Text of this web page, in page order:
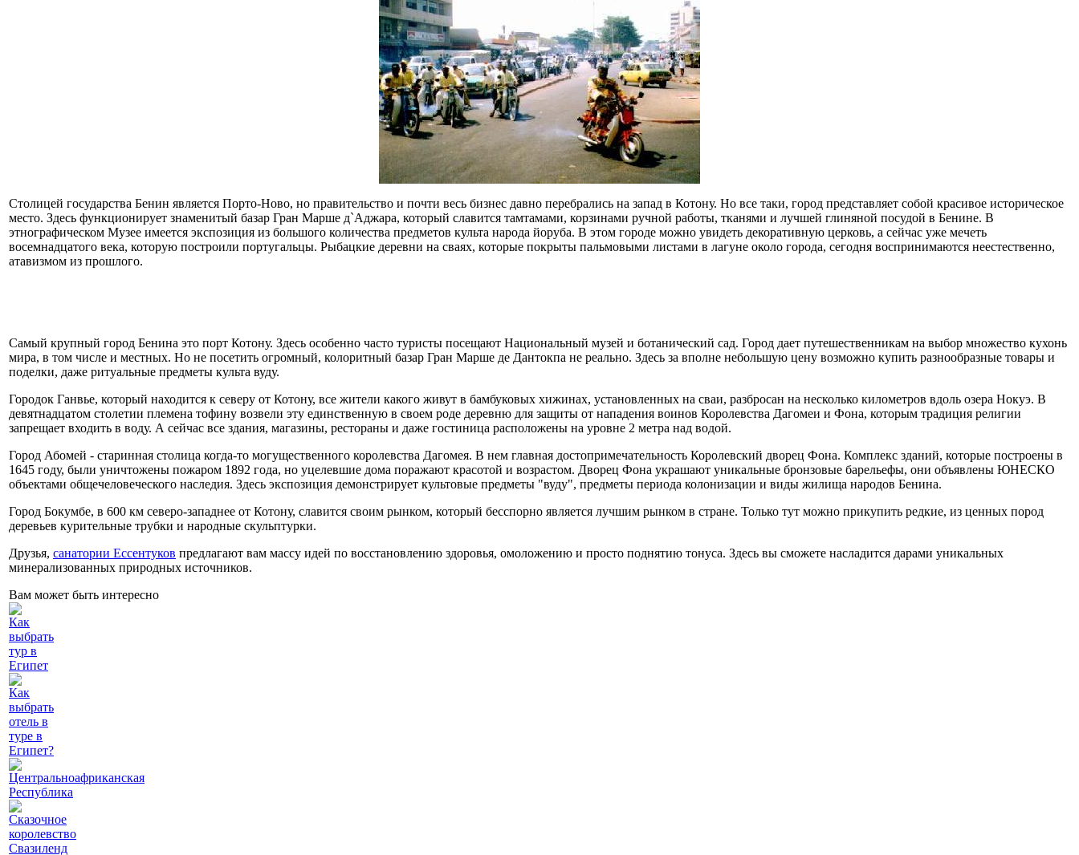
Столицей государства Бенин является Порто-Ново, но правительство и почти весь бизнес давно перебрались на запад в Котону. Но все таки, город представляет собой красивое историческое
место. Здесь функционирует знаменитый базар Гран Марше д`Аджара, который славится тамтамами, корзинами ручной работы, тканями и лучшей глиняной посудой в Бенине. В
этнографическом Музее имеется экспозиция из большого количества предметов культа народа йоруба. В этом городе можно увидеть декоративную церковь, а сейчас уже мечеть
восемнадцатого века, которую построили португальцы. Рыбацкие деревни на сваях, которые покрыты пальмовыми листами в лагуне около города, сегодня воспринимаются неестественно,
атавизмом из прошлого.
Самый крупный город Бенина это порт Котону. Здесь особенно часто туристы посещают Национальный музей и ботанический сад. Город дает путешественникам на выбор множество кухонь
мира, в том числе и местных. Но не посетить огромный, колоритный базар Гран Марше де Дантокпа не реально. Здесь за вполне небольшую цену возможно купить разнообразные товары и
поделки, даже ритуальные предметы культа вуду.
Городок Ганвье, который находится к северу от Котону, все жители какого живут в бамбуковых хижинах, установленных на сваи, разбросан на несколько километров вдоль озера Нокуэ. В
девятнадцатом столетии племена тофину возвели эту единственную в своем роде деревню для защиты от нападения воинов Королевства Дагомеи и Фона, которым традиция религии
запрещает входить в воду. А сейчас все здания, магазины, рестораны и даже гостиница расположены на уровне 2 метра над водой.
Город Абомей - старинная столица когда-то могущественного королевства Дагомея. В нем главная достопримечательность Королевский дворец Фона. Комплекс зданий, которые построены в
1645 году, были уничтожены пожаром 1892 года, но уцелевшие дома поражают красотой и возрастом. Дворец Фона украшают уникальные бронзовые барельефы, они объявлены ЮНЕСКО
объектами общечеловеческого наследия. Здесь экспозиция демонстрирует культовые предметы "вуду", предметы периода колонизации и виды жилища народов Бенина.
Город Бокумбе, в 600 км северо-западнее от Котону, славится своим рынком, который бесспорно является лучшим рынком в стране. Только тут можно прикупить редкие, из ценных пород
деревьев курительные трубки и народные скульптурки.
Друзья, санатории Ессентуков предлагают вам массу идей по восстановлению здоровья, омоложению и просто поднятию тонуса. Здесь вы сможете насладится дарами уникальных
минерализованных природных источников.
Вам может быть интересно
Как
выбрать
тур в
Египет
Как
выбрать
отель в
туре в
Египет?
Центральноафриканская
Республика
Сказочное
королевство
Свазиленд